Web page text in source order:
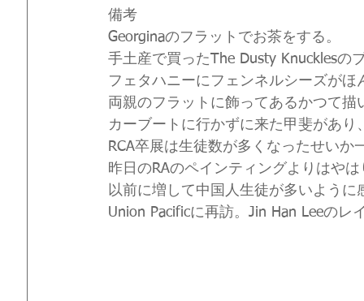
備考
Georginaのフラットでお茶をする。
手土産で買ったThe Dusty Knucklesの
フェタハニーにフェンネルシーズが
両親のフラットに飾ってあるかつて
カーブートに行かずに来た甲斐があ
RCA卒展は生徒数が多くなったせい
昨日のRAのペインティングよりはやは
以前に増して中国人生徒が多いように
Union Pacificに再訪。Jin Han Leeのレ